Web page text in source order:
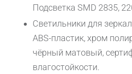
Подсветка SMD 2835,
Светильники для
ABS-пластик, хром
чёрный матовый,
влагостойкости.